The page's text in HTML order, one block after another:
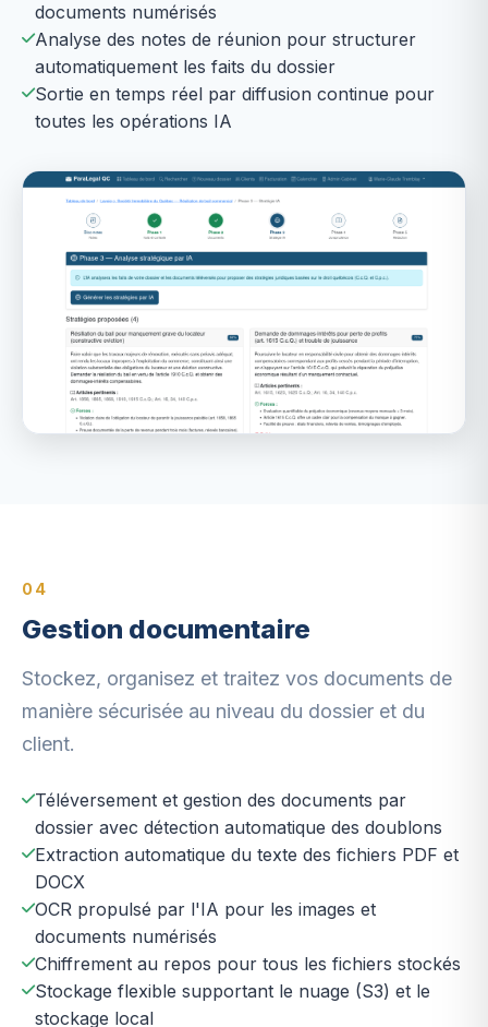
documents numérisés
Analyse des notes de réunion pour structurer
automatiquement les faits du dossier
Sortie en temps réel par diffusion continue pour
toutes les opérations IA
04
Gestion documentaire
Stockez, organisez et traitez vos documents de
manière sécurisée au niveau du dossier et du
client.
Téléversement et gestion des documents par
dossier avec détection automatique des doublons
Extraction automatique du texte des fichiers PDF et
DOCX
OCR propulsé par l'IA pour les images et
documents numérisés
Chiffrement au repos pour tous les fichiers stockés
Stockage flexible supportant le nuage (S3) et le
stockage local